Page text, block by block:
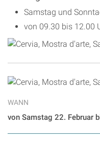
Samstag und
von 09.30 bis 12.00
WANN
von Samstag 22. Februar